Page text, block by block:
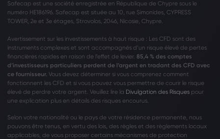
Safecap est une société enregistrée en République de Chypre sous le
numéro HE186196. Safecap est située au 10, rue Simonides, CYPRESS
TOWER, 2e et 3e étages, Strovolos, 2046, Nicosie, Chypre.
Avertissement sur les investissements à haut risque : Les CFD sont des
instruments complexes et sont accompagnés d’un risque élevé de pertes
financières rapides en raison de l’effet de levier. 85,4 % des comptes
d’investisseurs particuliers perdent de l’argent en tradant des CFD avec
ce fournisseur. Vous devez déterminer si vous comprenez comment
fonctionnent les CFD et si vous pouvez vous permettre de courir le risque
élevé de perdre votre argent. Veuillez lire la Divulgation des Risques pour
une explication plus en détails des risques encourus.
Selon votre nationalité ou le pays de votre résidence permanente, nous
pouvons être tenus, en vertu des lois, des règles et des règlements locaux
applicables, de vous proposer certains mécanismes de protection